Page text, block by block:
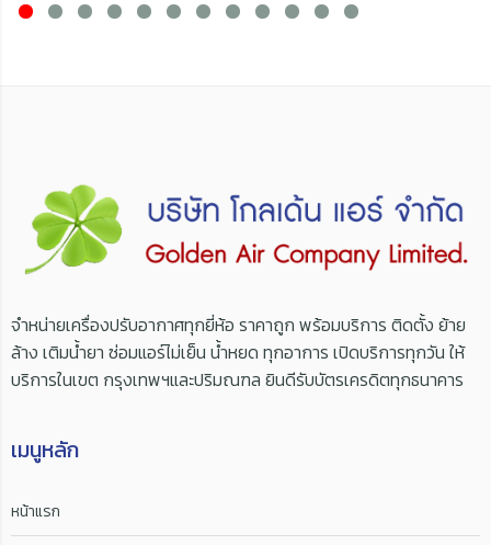
จำหน่ายเครื่องปรับอากาศทุกยี่ห้อ ราคาถูก พร้อมบริการ ติดตั้ง ย้าย
ล้าง เติมน้ำยา ซ่อมแอร์ไม่เย็น น้ำหยด ทุกอาการ เปิดบริการทุกวัน ให้
บริการในเขต กรุงเทพฯและปริมณฑล ยินดีรับบัตรเครดิตทุกธนาคาร
เมนูหลัก
หน้าแรก